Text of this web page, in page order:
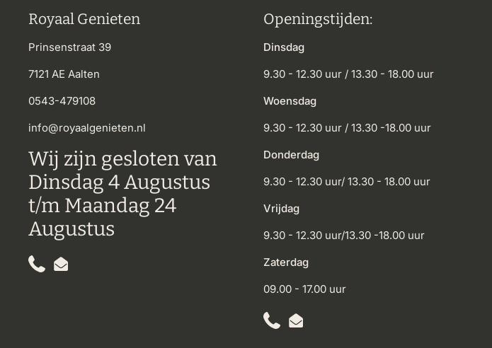
Royaal Genieten
Prinsenstraat 39
7121 AE Aalten
0543-479108
info@royaalgenieten.nl
Wij zijn gesloten van
Dinsdag 4 Augustus
t/m Maandag 24
Augustus
PhoneEmail
Openingstijden:
Dinsdag
9.30 - 12.30 uur / 13.30 - 18.00 uur
Woensdag
9.30 - 12.30 uur / 13.30 -18.00 uur
Donderdag
9.30 - 12.30 uur/ 13.30 - 18.00 uur
Vrijdag
9.30 - 12.30 uur/13.30 -18.00 uur
Zaterdag
09.00 - 17.00 uur
PhoneEmail